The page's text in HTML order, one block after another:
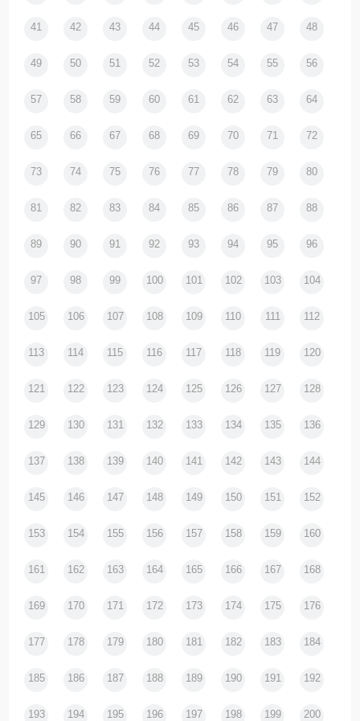
41 42 43 44 45 46 47 48
49 50 51 52 53 54 55 56
57 58 59 60 61 62 63 64
65 66 67 68 69 70 71 72
73 74 75 76 77 78 79 80
81 82 83 84 85 86 87 88
89 90 91 92 93 94 95 96
97 98 99 100 101 102 103 104
105 106 107 108 109 110 111 112
113 114 115 116 117 118 119 120
121 122 123 124 125 126 127 128
129 130 131 132 133 134 135 136
137 138 139 140 141 142 143 144
145 146 147 148 149 150 151 152
153 154 155 156 157 158 159 160
161 162 163 164 165 166 167 168
169 170 171 172 173 174 175 176
177 178 179 180 181 182 183 184
185 186 187 188 189 190 191 192
193 194 195 196 197 198 199 200